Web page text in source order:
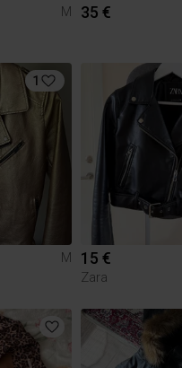
M
35 €
1
M
15 €
Zara